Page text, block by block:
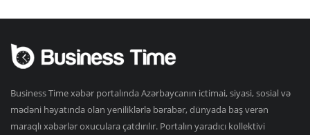
Business Time xəbər portalında Azərbaycanın ictimai, siyasi, sosial və
mədəni həyatında olan yeniliklərlə bərabər, dünyada baş verən
maraqlı xəbərlər oxuculara çatdırılır. Portalın yaradıcı kollektivi